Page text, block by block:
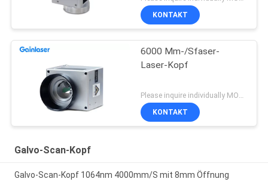
KONTAKT
6000 Mm-/Sfaser-
Laser-Kopf
KONTAKT
Galvo-Scan-Kopf
Galvo-Scan-Kopf 1064nm 4000mm/S mit 8mm Öffnung